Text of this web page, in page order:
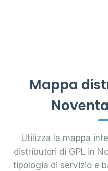
Mappa
Utilizza la mappa
distributori di GPL in
tipologia di servizio e